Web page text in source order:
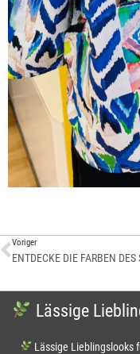
Voriger
Lässige
Lässige Lieblingslooks